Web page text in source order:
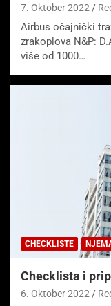
7. Oktober 2022
Airbus očajnički
zrakoplova N&P:
više od 1000…
CHECKLISTE
Checklista i
6. Oktober 2022